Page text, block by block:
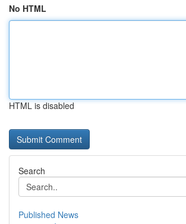
No HTML
HTML is disabled
Search
Published News